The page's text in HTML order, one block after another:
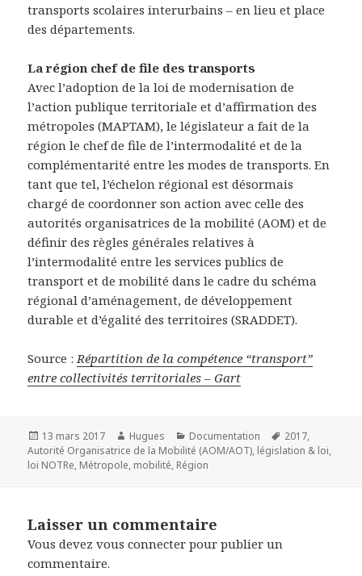
transports scolaires interurbains – en lieu et place
des départements.
La région chef de file des transports
Avec l’adoption de la loi de modernisation de
l’action publique territoriale et d’affirmation des
métropoles (MAPTAM), le législateur a fait de la
région le chef de file de l’intermodalité et de la
complémentarité entre les modes de transports. En
tant que tel, l’échelon régional est désormais
chargé de coordonner son action avec celle des
autorités organisatrices de la mobilité (AOM) et de
définir des règles générales relatives à
l’intermodalité entre les services publics de
transport et de mobilité dans le cadre du schéma
régional d’aménagement, de développement
durable et d’égalité des territoires (SRADDET).
Source :Répartition de la compétence “transport”
entre collectivités territoriales – Gart
Publié
le
13 mars 2017 Auteur
Hugues Catégories
Documentation
Mots-
clés
2017,
Autorité Organisatrice de la Mobilité (AOM/AOT), législation & loi,
loi NOTRe, Métropole, mobilité, Région
Laisser un commentaire
Vous devezvous connecter pour publier un
commentaire.